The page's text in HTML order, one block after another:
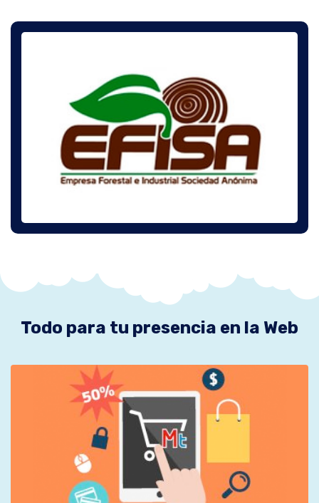
Todo para tu presencia en la Web